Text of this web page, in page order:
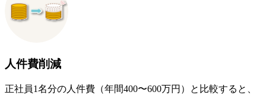
人件費削減
正社員1名分の人件費（年間400〜600万円）と比較すると、